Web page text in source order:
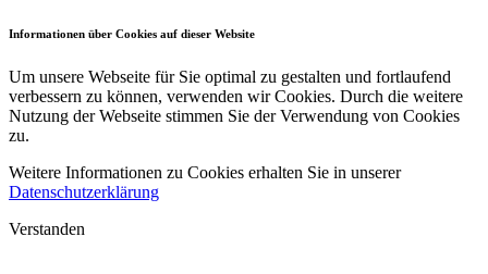
Informationen über Cookies auf dieser Website
Um unsere Webseite für Sie optimal zu gestalten und fortlaufend
verbessern zu können, verwenden wir Cookies. Durch die weitere
Nutzung der Webseite stimmen Sie der Verwendung von Cookies
zu.
Weitere Informationen zu Cookies erhalten Sie in unserer
Datenschutzerklärung
Verstanden